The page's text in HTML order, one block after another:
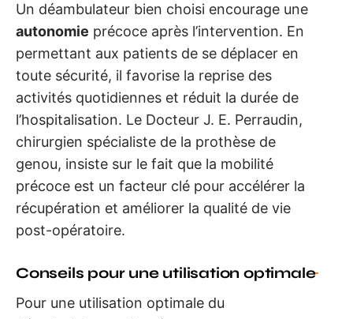
Un déambulateur bien choisi encourage une
autonomie précoce après l’intervention. En
permettant aux patients de se déplacer en
toute sécurité, il favorise la reprise des
activités quotidiennes et réduit la durée de
l’hospitalisation. Le Docteur J. E. Perraudin,
chirurgien spécialiste de la prothèse de
genou, insiste sur le fait que la mobilité
précoce est un facteur clé pour accélérer la
récupération et améliorer la qualité de vie
post-opératoire.
Conseils pour une utilisation optimale
Pour une utilisation optimale du